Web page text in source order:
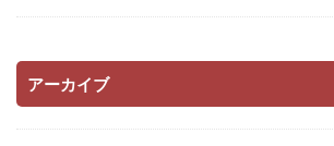
アーカイブ